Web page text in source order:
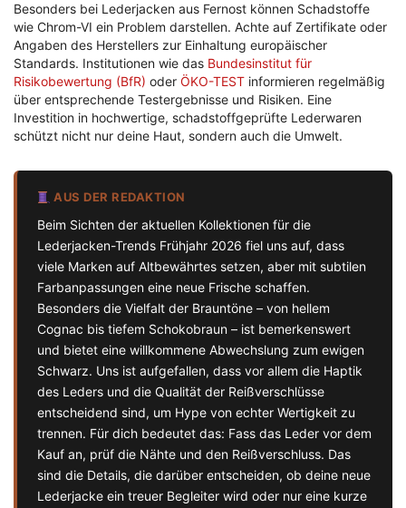
Besonders bei Lederjacken aus Fernost können Schadstoffe
wie Chrom-VI ein Problem darstellen. Achte auf Zertifikate oder
Angaben des Herstellers zur Einhaltung europäischer
Standards. Institutionen wie das Bundesinstitut für
Risikobewertung (BfR) oder ÖKO-TEST informieren regelmäßig
über entsprechende Testergebnisse und Risiken. Eine
Investition in hochwertige, schadstoffgeprüfte Lederwaren
schützt nicht nur deine Haut, sondern auch die Umwelt.
AUS DER REDAKTION
Beim Sichten der aktuellen Kollektionen für die
Lederjacken-Trends Frühjahr 2026 fiel uns auf, dass
viele Marken auf Altbewährtes setzen, aber mit subtilen
Farbanpassungen eine neue Frische schaffen.
Besonders die Vielfalt der Brauntöne – von hellem
Cognac bis tiefem Schokobraun – ist bemerkenswert
und bietet eine willkommene Abwechslung zum ewigen
Schwarz. Uns ist aufgefallen, dass vor allem die Haptik
des Leders und die Qualität der Reißverschlüsse
entscheidend sind, um Hype von echter Wertigkeit zu
trennen. Für dich bedeutet das: Fass das Leder vor dem
Kauf an, prüf die Nähte und den Reißverschluss. Das
sind die Details, die darüber entscheiden, ob deine neue
Lederjacke ein treuer Begleiter wird oder nur eine kurze